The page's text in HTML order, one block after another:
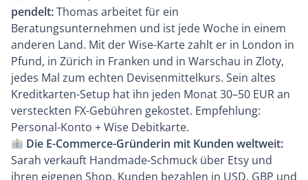
pendelt:Thomas arbeitet für ein
Beratungsunternehmen und ist jede Woche in einem
anderen Land. Mit der Wise-Karte zahlt er in London in
Pfund, in Zürich in Franken und in Warschau in Zloty,
jedes Mal zum echten Devisenmittelkurs. Sein altes
Kreditkarten-Setup hat ihn jeden Monat 30–50 EUR an
versteckten FX-Gebühren gekostet. Empfehlung:
Personal-Konto + Wise Debitkarte.
Die E-Commerce-Gründerin mit Kunden weltweit:
Sarah verkauft Handmade-Schmuck über Etsy und
ihren eigenen Shop. Kunden bezahlen in USD, GBP und